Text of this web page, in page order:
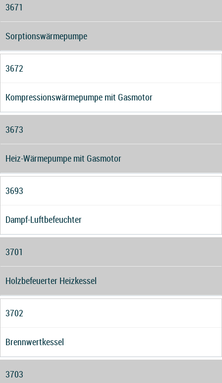
3671
Sorptionswärmepumpe
3672
Kompressionswärmepumpe mit Gasmotor
3673
Heiz-Wärmepumpe mit Gasmotor
3693
Dampf-Luftbefeuchter
3701
Holzbefeuerter Heizkessel
3702
Brennwertkessel
3703